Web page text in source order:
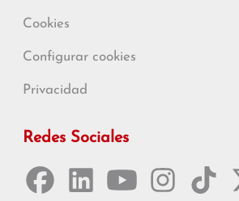
Cookies
Configurar cookies
Privacidad
Redes Sociales